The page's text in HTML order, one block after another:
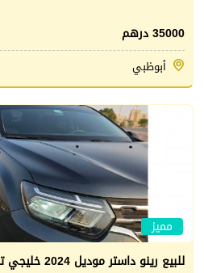
35000 درهم
أبوظبي
مميز
للبيع رينو داستر موديل 2024 خليجي تحت ضمان وكالة المسعود